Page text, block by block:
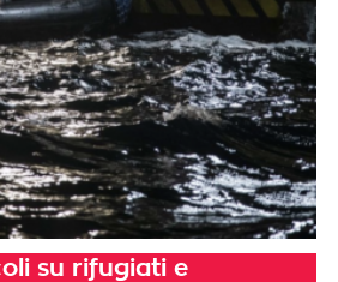
su rifugiati e